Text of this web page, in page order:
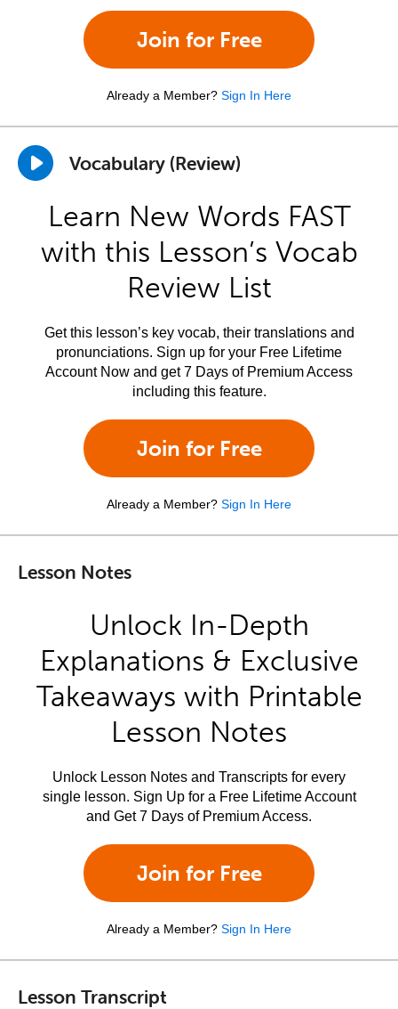
Join for Free
Already a Member? Sign In Here
Vocabulary (Review)
Learn New Words FAST
with this Lesson’s Vocab
Review List
Get this lesson’s key vocab, their translations and
pronunciations. Sign up for your Free Lifetime
Account Now and get 7 Days of Premium Access
including this feature.
Join for Free
Already a Member? Sign In Here
Lesson Notes
Unlock In-Depth
Explanations & Exclusive
Takeaways with Printable
Lesson Notes
Unlock Lesson Notes and Transcripts for every
single lesson. Sign Up for a Free Lifetime Account
and Get 7 Days of Premium Access.
Join for Free
Already a Member? Sign In Here
Lesson Transcript